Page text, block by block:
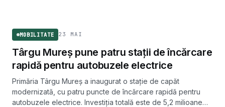
MOBILITATE 23 MAI
Târgu Mureș pune patru stații de încărcare
rapidă pentru autobuzele electrice
Primăria Târgu Mureș a inaugurat o stație de capăt
modernizată, cu patru puncte de încărcare rapidă pentru
autobuzele electrice. Investiția totală este de 5,2 milioane